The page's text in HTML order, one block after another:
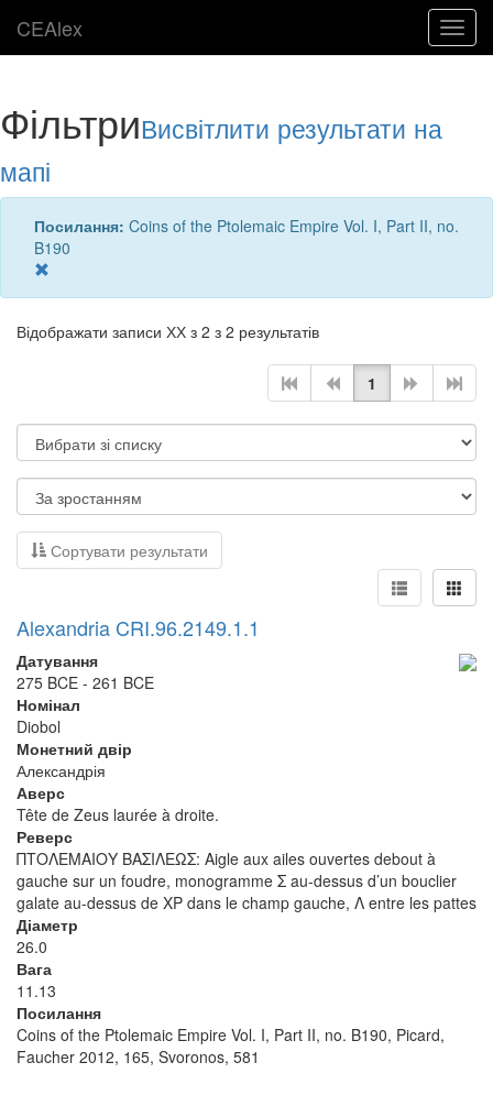
CEAlex
ФільтриВисвітлити результати на
мапі
Посилання: Coins of the Ptolemaic Empire Vol. I, Part II, no.
B190
Відображати записи ХХ з 2 з 2 результатів
1
Сортувати результати
Alexandria CRI.96.2149.1.1
Датування
275 BCE - 261 BCE
Номінал
Diobol
Монетний двір
Александрія
Аверс
Tête de Zeus laurée à droite.
Реверс
ΠΤΟΛΕΜΑΙΟΥ ΒΑΣΙΛΕΩΣ: Aigle aux ailes ouvertes debout à
gauche sur un foudre, monogramme Σ au-dessus d’un bouclier
galate au-dessus de XP dans le champ gauche, Λ entre les pattes
Діаметр
26.0
Вага
11.13
Посилання
Coins of the Ptolemaic Empire Vol. I, Part II, no. B190, Picard,
Faucher 2012, 165, Svoronos, 581